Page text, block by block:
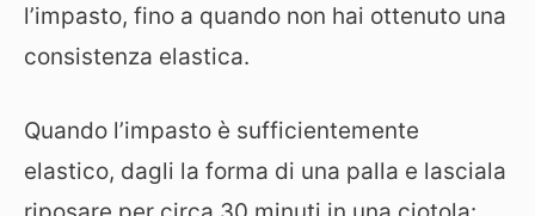
l’impasto, fino a quando non hai ottenuto una
consistenza elastica.
Quando l’impasto è sufficientemente
elastico, dagli la forma di una palla e lasciala